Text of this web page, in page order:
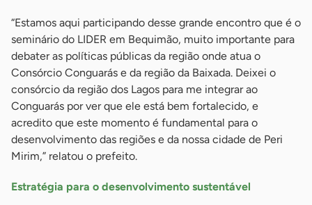
“Estamos aqui participando desse grande encontro que é o
seminário do LIDER em Bequimão, muito importante para
debater as políticas públicas da região onde atua o
Consórcio Conguarás e da região da Baixada. Deixei o
consórcio da região dos Lagos para me integrar ao
Conguarás por ver que ele está bem fortalecido, e
acredito que este momento é fundamental para o
desenvolvimento das regiões e da nossa cidade de Peri
Mirim,” relatou o prefeito.
Estratégia para o desenvolvimento sustentável